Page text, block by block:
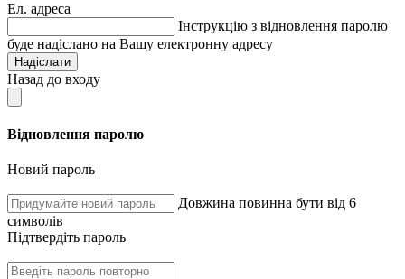
Ел. адреса
Інструкцію з відновлення паролю
буде надіслано на Вашу електронну адресу
Надіслати
Назад до входу
Відновлення паролю
Новий пароль
Довжина повинна бути від 6
символів
Підтвердіть пароль